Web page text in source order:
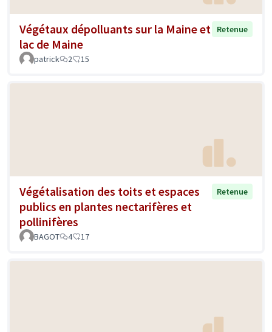
Végétaux dépolluants sur la Maine et
lac de Maine
Retenue
patrick 2 15
Végétalisation des toits et espaces
publics en plantes nectarifères et
pollinifères
Retenue
BAGOT 4 17